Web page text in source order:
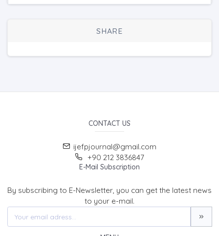
SHARE
CONTACT US
ijefpjournal@gmail.com
+90 212 3836847
E-Mail Subscription
By subscribing to E-Newsletter, you can get the latest news
to your e-mail.